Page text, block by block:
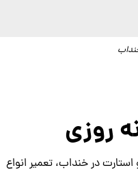
روزی
در خنداب، تعمیر انواع